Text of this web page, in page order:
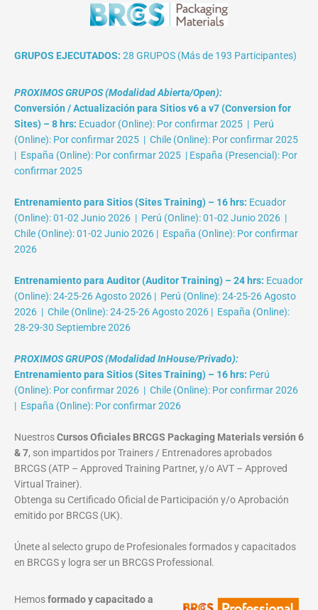
GRUPOS EJECUTADOS: 28 GRUPOS (Más de 193 Participantes)
PROXIMOS GRUPOS (Modalidad Abierta/Open):
Conversión / Actualización para Sitios v6 a v7 (Conversion for
Sites) – 8 hrs: Ecuador (Online): Por confirmar 2025 | Perú
(Online): Por confirmar 2025 | Chile (Online): Por confirmar 2025
| España (Online): Por confirmar 2025 | España (Presencial): Por
confirmar 2025
Entrenamiento para Sitios (Sites Training) – 16 hrs: Ecuador
(Online): 01-02 Junio 2026 | Perú (Online): 01-02 Junio 2026 |
Chile (Online): 01-02 Junio 2026 | España (Online): Por confirmar
2026
Entrenamiento para Auditor (Auditor Training) – 24 hrs: Ecuador
(Online): 24-25-26 Agosto 2026 | Perú (Online): 24-25-26 Agosto
2026 | Chile (Online): 24-25-26 Agosto 2026 | España (Online):
28-29-30 Septiembre 2026
PROXIMOS GRUPOS (Modalidad InHouse/Privado):
Entrenamiento para Sitios (Sites Training) – 16 hrs: Perú
(Online): Por confirmar 2026 | Chile (Online): Por confirmar 2026
| España (Online): Por confirmar 2026
NuestrosCursos Oficiales BRCGS Packaging Materials versión 6
& 7, son impartidos por Trainers / Entrenadores aprobados
BRCGS (ATP – Approved Training Partner, y/o AVT – Approved
Virtual Trainer).
Obtenga su Certificado Oficial de Participación y/o Aprobación
emitido por BRCGS (UK).
Únete al selecto grupo de Profesionales formados y capacitados
en BRCGS y logra ser un BRCGS Professional.
Hemosformado y capacitado a